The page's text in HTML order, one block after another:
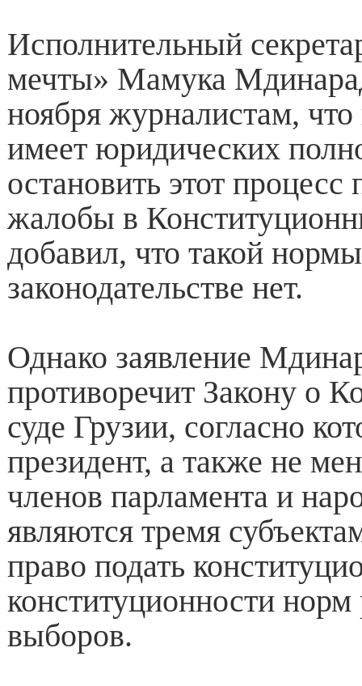
Исполнительный
мечты» Мамука
ноября журналистам, что
имеет юридических
остановить этот процесс
жалобы в
добавил, что такой
законодательстве нет.
Однако заявление
противоречит Закону о
суде Грузии, согласно
президент, а также не
членов парламента и
являются тремя
право подать
конституционности норм
выборов.